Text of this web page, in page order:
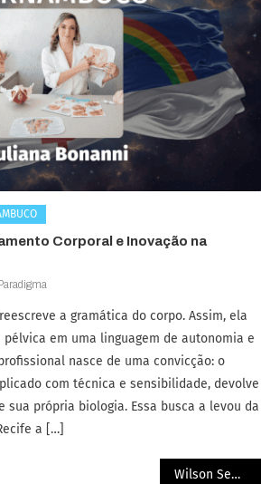
Corporal e Inovação na
a gramática do corpo. Assim, ela
em uma linguagem de autonomia e
nasce de uma convicção: o
com técnica e sensibilidade, devolve
sua própria biologia. Essa busca a levou da
a […]
Wilson Sena: A Tríade da Liderança na Advocacia, Docência e Gestão